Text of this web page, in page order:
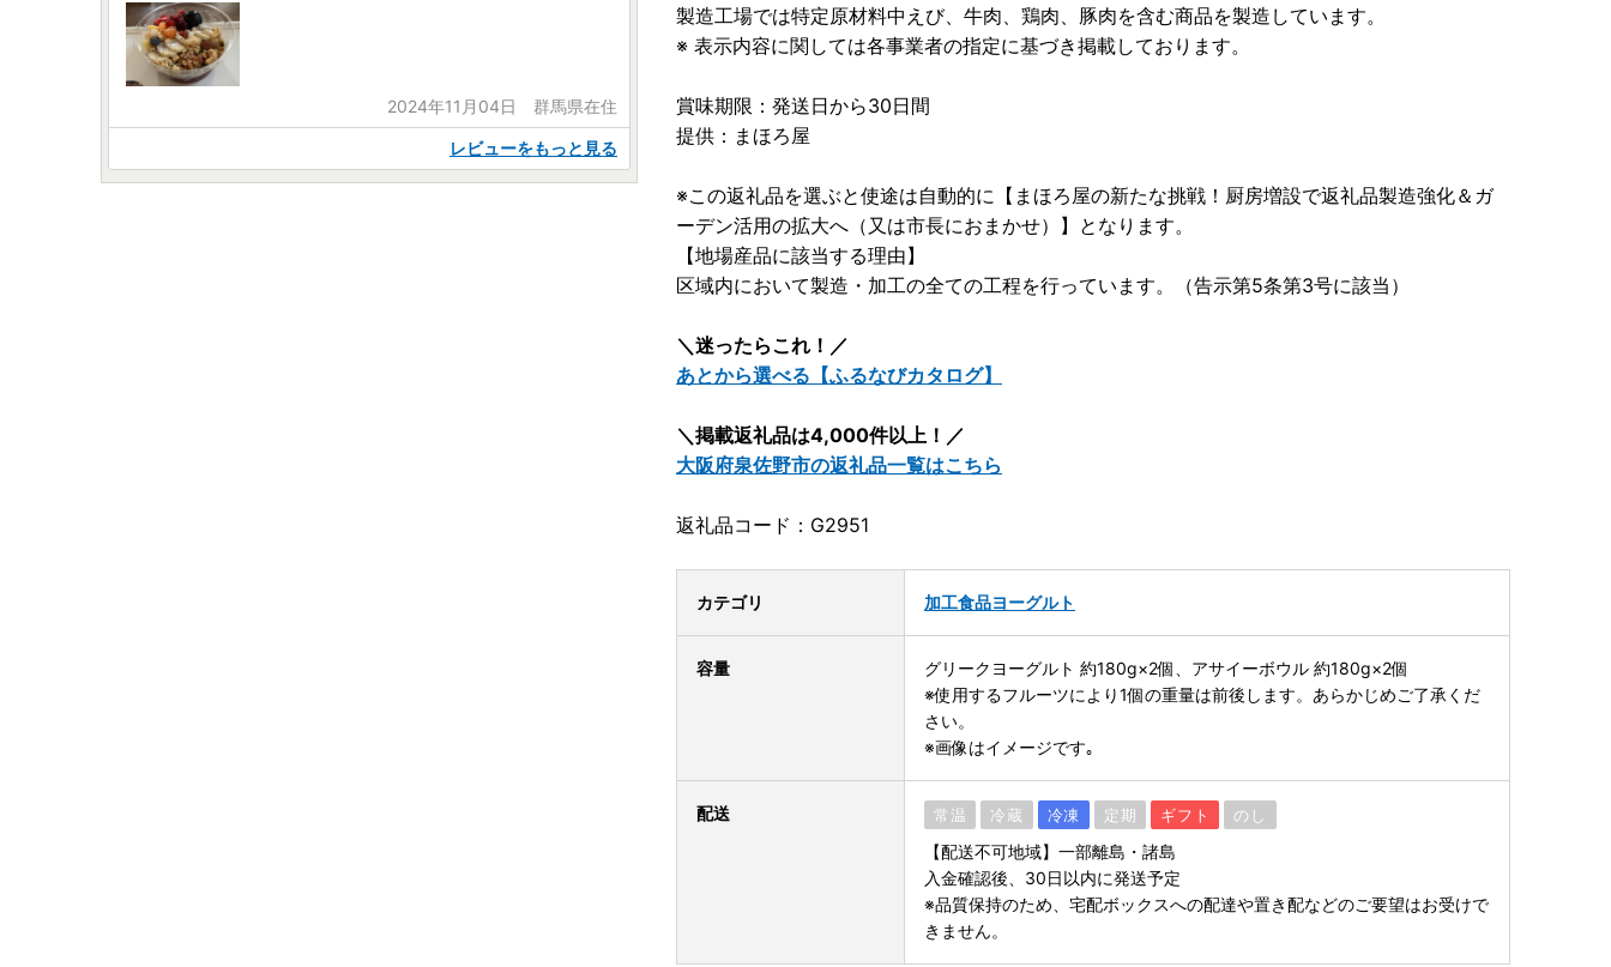
製造工場では特定原材料中えび、牛肉、鶏肉、豚肉を含む商品を製造しています。
※ 表示内容に関しては各事業者の指定に基づき掲載しております。
賞味期限：発送日から30日間
提供：まほろ屋
※この返礼品を選ぶと使途は自動的に【まほろ屋の新たな挑戦！厨房増設で返礼品製造強化＆ガ
ーデン活用の拡大へ（又は市長におまかせ）】となります。
【地場産品に該当する理由】
区域内において製造・加工の全ての工程を行っています。（告示第5条第3号に該当）
＼迷ったらこれ！／
あとから選べる【ふるなびカタログ】
＼掲載返礼品は4,000件以上！／
大阪府泉佐野市の返礼品一覧はこちら
返礼品コード：G2951
カテゴリ 加工食品ヨーグルト
容量
グリークヨーグルト 約180g×2個、アサイーボウル 約180g×2個
※使用するフルーツにより1個の重量は前後します。あらかじめご了承くだ
さい。
※画像はイメージです｡
配送 常温 冷蔵 冷凍 定期 ギフト のし
【配送不可地域】一部離島・諸島
入金確認後、30日以内に発送予定
※品質保持のため、宅配ボックスへの配達や置き配などのご要望はお受けで
きません。
2024年11月04日 群馬県在住
レビューをもっと見る